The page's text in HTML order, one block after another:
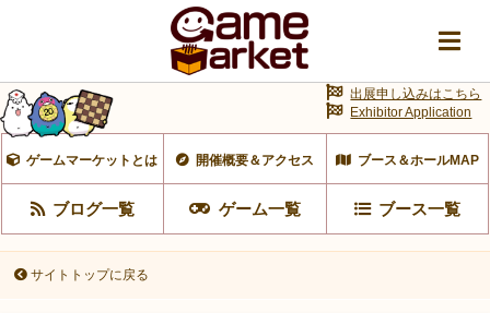
ゲームマーケットとは 開催概要＆アクセス ブース＆ホールMAP
ブログ一覧 ゲーム一覧 ブース一覧
出展申し込みはこちら
Exhibitor Application
サイトトップに戻る